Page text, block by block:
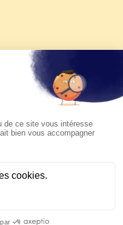
d'été 2026 de KTO
du pape Léon
suivre sur KTO le
Argentine et
17 novembre 2026